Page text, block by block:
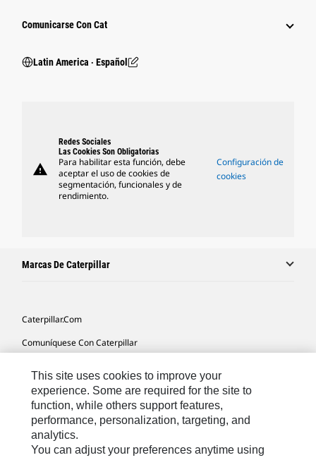
Comunicarse Con Cat
Latin America ‧ Español
warning
Redes Sociales
Las Cookies Son Obligatorias
Para habilitar esta función, debe
aceptar el uso de cookies de
segmentación, funcionales y de
rendimiento.
Configuración de
cookies
Marcas De Caterpillar
Caterpillar.com
Comuníquese Con Caterpillar
Mapa Del Sitio
Cookie Settings
Avisos Legales
This site uses cookies to improve your
experience. Some are required for the site to
function, while others support features,
performance, personalization, targeting, and
analytics.
You can adjust your preferences anytime using